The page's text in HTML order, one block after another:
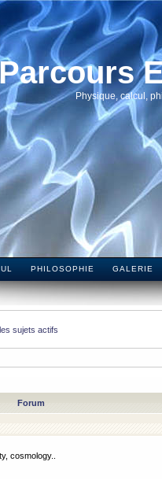
Physique, calcul,
PHILOSOPHIE GALERIE
sujets actifs
Forum
cosmology..